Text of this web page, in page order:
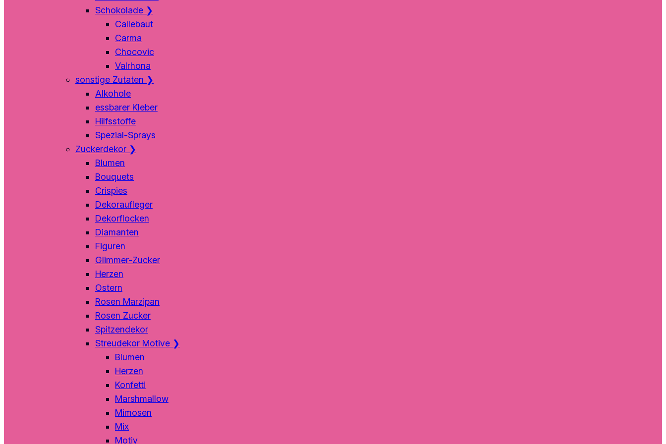
Schokolade ❯
Callebaut
Carma
Chocovic
Valrhona
sonstige Zutaten ❯
Alkohole
essbarer Kleber
Hilfsstoffe
Spezial-Sprays
Zuckerdekor ❯
Blumen
Bouquets
Crispies
Dekoraufleger
Dekorflocken
Diamanten
Figuren
Glimmer-Zucker
Herzen
Ostern
Rosen Marzipan
Rosen Zucker
Spitzendekor
Streudekor Motive ❯
Blumen
Herzen
Konfetti
Marshmallow
Mimosen
Mix
Motiv